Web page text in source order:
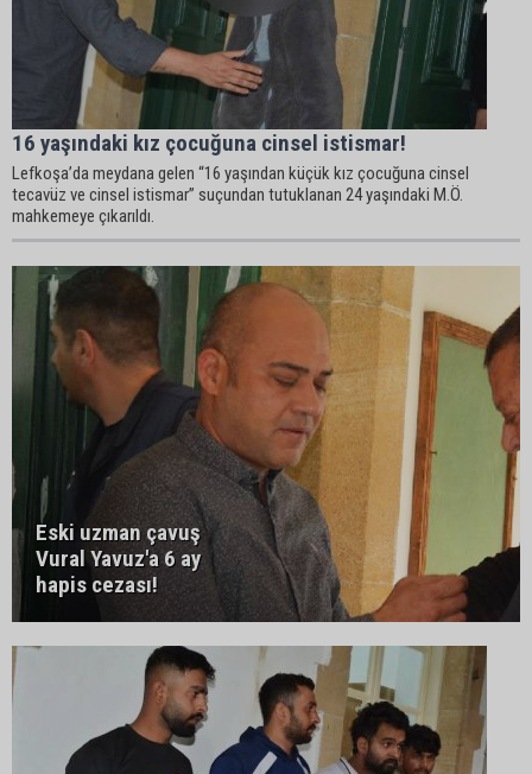
16 yaşındaki kız çocuğuna cinsel istismar!
Lefkoşa’da meydana gelen “16 yaşından küçük kız çocuğuna cinsel
tecavüz ve cinsel istismar” suçundan tutuklanan 24 yaşındaki M.Ö.
mahkemeye çıkarıldı.
Eski uzman çavuş
Vural Yavuz'a 6 ay
hapis cezası!